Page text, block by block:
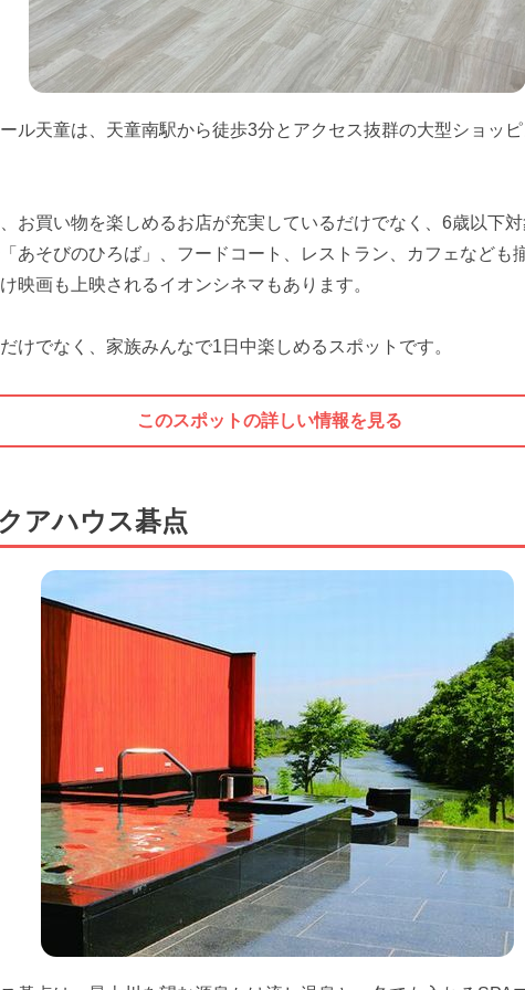
ル天童は、天童南駅から徒歩3分とアクセス抜群の大型ショッ
お買い物を楽しめるお店が充実しているだけでなく、6歳以下
あそびのひろば」、フードコート、レストラン、カフェなども
映画も上映されるイオンシネマもあります。
けでなく、家族みんなで1日中楽しめるスポットです。
このスポットの詳しい情報を見る
アハウス碁点